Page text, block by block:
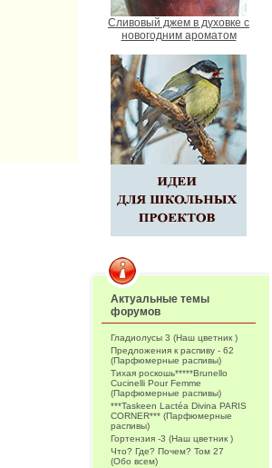
Сливовый джем в духовке с
новогодним ароматом
Актуальные темы
форумов
Гладиолусы 3 (Наш цветник )
Предложения к распиву - 62
(Парфюмерные распивы)
Тихая роскошь*****Brunello
Cucinelli Pour Femme
(Парфюмерные распивы)
***Taskeen Lactéa Divina PARIS
CORNER*** (Парфюмерные
распивы)
Гортензия -3 (Наш цветник )
Что? Где? Почем? Том 27
(Обо всем)